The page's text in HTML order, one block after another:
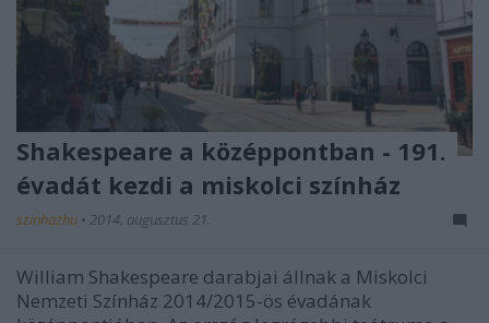
Shakespeare a középpontban - 191.
évadát kezdi a miskolci színház
szinhazhu • 2014. augusztus 21.
William Shakespeare darabjai állnak a Miskolci
Nemzeti Színház 2014/2015-ös évadának